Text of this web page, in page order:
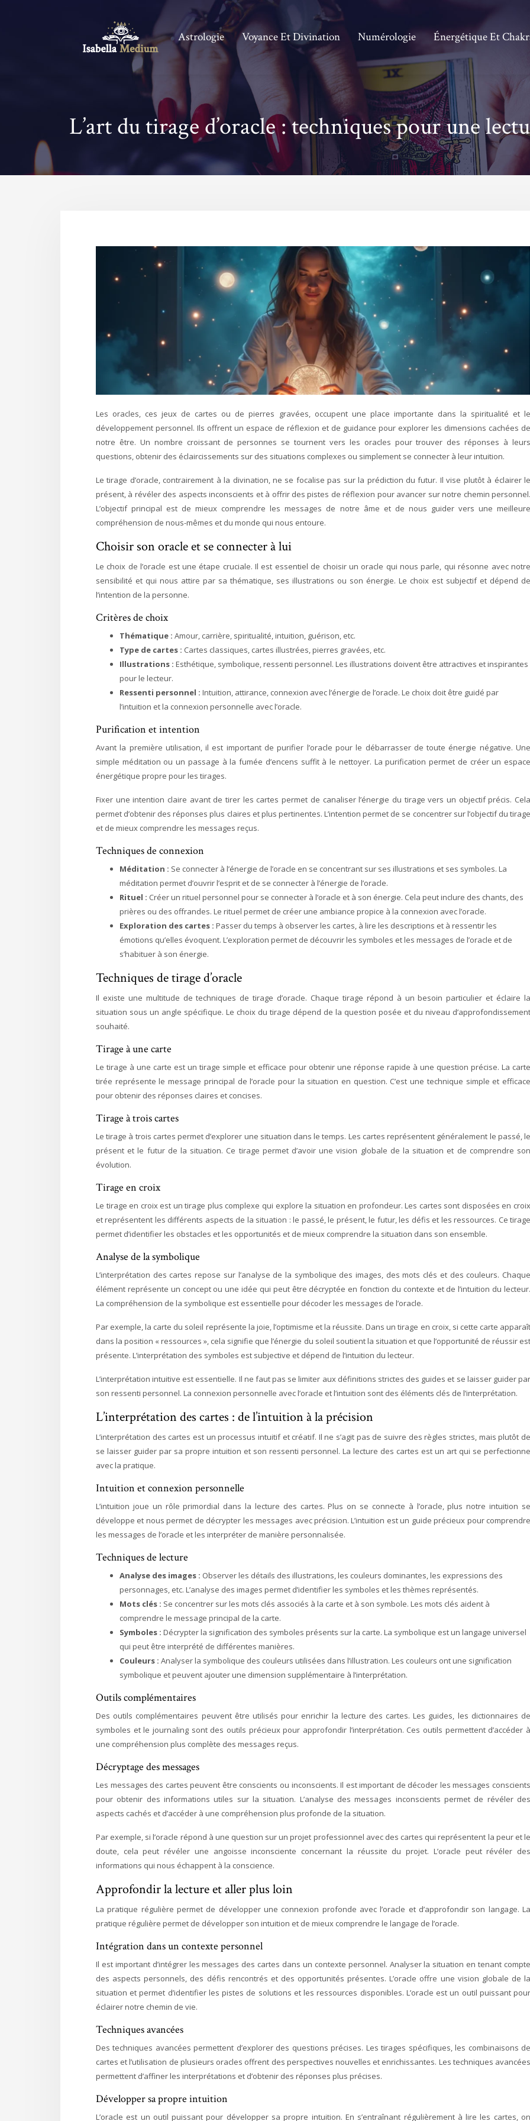
Astrologie Voyance Et Divination Numérologie Énergétique Et
L’art du tirage d’oracle : techniques pour une
Les oracles, ces jeux de cartes ou de pierres gravées, occupent une place importante dans la spiritualité et le
développement personnel. Ils offrent un espace de réflexion et de guidance pour explorer les dimensions cachées de
notre être. Un nombre croissant de personnes se tournent vers les oracles pour trouver des réponses à leurs
questions, obtenir des éclaircissements sur des situations complexes ou simplement se connecter à leur intuition.
Le tirage d’oracle, contrairement à la divination, ne se focalise pas sur la prédiction du futur. Il vise plutôt à éclairer le
présent, à révéler des aspects inconscients et à offrir des pistes de réflexion pour avancer sur notre chemin personnel.
L’objectif principal est de mieux comprendre les messages de notre âme et de nous guider vers une meilleure
compréhension de nous-mêmes et du monde qui nous entoure.
Choisir son oracle et se connecter à lui
Le choix de l’oracle est une étape cruciale. Il est essentiel de choisir un oracle qui nous parle, qui résonne avec notre
sensibilité et qui nous attire par sa thématique, ses illustrations ou son énergie. Le choix est subjectif et dépend de
l’intention de la personne.
Critères de choix
Thématique : Amour, carrière, spiritualité, intuition, guérison, etc.
Type de cartes : Cartes classiques, cartes illustrées, pierres gravées, etc.
Illustrations : Esthétique, symbolique, ressenti personnel. Les illustrations doivent être attractives et inspirantes
pour le lecteur.
Ressenti personnel : Intuition, attirance, connexion avec l’énergie de l’oracle. Le choix doit être guidé par
l’intuition et la connexion personnelle avec l’oracle.
Purification et intention
Avant la première utilisation, il est important de purifier l’oracle pour le débarrasser de toute énergie négative. Une
simple méditation ou un passage à la fumée d’encens suffit à le nettoyer. La purification permet de créer un espace
énergétique propre pour les tirages.
Fixer une intention claire avant de tirer les cartes permet de canaliser l’énergie du tirage vers un objectif précis. Cela
permet d’obtenir des réponses plus claires et plus pertinentes. L’intention permet de se concentrer sur l’objectif du tirage
et de mieux comprendre les messages reçus.
Techniques de connexion
Méditation : Se connecter à l’énergie de l’oracle en se concentrant sur ses illustrations et ses symboles. La
méditation permet d’ouvrir l’esprit et de se connecter à l’énergie de l’oracle.
Rituel : Créer un rituel personnel pour se connecter à l’oracle et à son énergie. Cela peut inclure des chants, des
prières ou des offrandes. Le rituel permet de créer une ambiance propice à la connexion avec l’oracle.
Exploration des cartes : Passer du temps à observer les cartes, à lire les descriptions et à ressentir les
émotions qu’elles évoquent. L’exploration permet de découvrir les symboles et les messages de l’oracle et de
s’habituer à son énergie.
Techniques de tirage d’oracle
Il existe une multitude de techniques de tirage d’oracle. Chaque tirage répond à un besoin particulier et éclaire la
situation sous un angle spécifique. Le choix du tirage dépend de la question posée et du niveau d’approfondissement
souhaité.
Tirage à une carte
Le tirage à une carte est un tirage simple et efficace pour obtenir une réponse rapide à une question précise. La carte
tirée représente le message principal de l’oracle pour la situation en question. C’est une technique simple et efficace
pour obtenir des réponses claires et concises.
Tirage à trois cartes
Le tirage à trois cartes permet d’explorer une situation dans le temps. Les cartes représentent généralement le passé, le
présent et le futur de la situation. Ce tirage permet d’avoir une vision globale de la situation et de comprendre son
évolution.
Tirage en croix
Le tirage en croix est un tirage plus complexe qui explore la situation en profondeur. Les cartes sont disposées en croix
et représentent les différents aspects de la situation : le passé, le présent, le futur, les défis et les ressources. Ce tirage
permet d’identifier les obstacles et les opportunités et de mieux comprendre la situation dans son ensemble.
Analyse de la symbolique
L’interprétation des cartes repose sur l’analyse de la symbolique des images, des mots clés et des couleurs. Chaque
élément représente un concept ou une idée qui peut être décryptée en fonction du contexte et de l’intuition du lecteur.
La compréhension de la symbolique est essentielle pour décoder les messages de l’oracle.
Par exemple, la carte du soleil représente la joie, l’optimisme et la réussite. Dans un tirage en croix, si cette carte apparaît
dans la position « ressources », cela signifie que l’énergie du soleil soutient la situation et que l’opportunité de réussir est
présente. L’interprétation des symboles est subjective et dépend de l’intuition du lecteur.
L’interprétation intuitive est essentielle. Il ne faut pas se limiter aux définitions strictes des guides et se laisser guider par
son ressenti personnel. La connexion personnelle avec l’oracle et l’intuition sont des éléments clés de l’interprétation.
L’interprétation des cartes : de l’intuition à la précision
L’interprétation des cartes est un processus intuitif et créatif. Il ne s’agit pas de suivre des règles strictes, mais plutôt de
se laisser guider par sa propre intuition et son ressenti personnel. La lecture des cartes est un art qui se perfectionne
avec la pratique.
Intuition et connexion personnelle
L’intuition joue un rôle primordial dans la lecture des cartes. Plus on se connecte à l’oracle, plus notre intuition se
développe et nous permet de décrypter les messages avec précision. L’intuition est un guide précieux pour comprendre
les messages de l’oracle et les interpréter de manière personnalisée.
Techniques de lecture
Analyse des images : Observer les détails des illustrations, les couleurs dominantes, les expressions des
personnages, etc. L’analyse des images permet d’identifier les symboles et les thèmes représentés.
Mots clés : Se concentrer sur les mots clés associés à la carte et à son symbole. Les mots clés aident à
comprendre le message principal de la carte.
Symboles : Décrypter la signification des symboles présents sur la carte. La symbolique est un langage universel
qui peut être interprété de différentes manières.
Couleurs : Analyser la symbolique des couleurs utilisées dans l’illustration. Les couleurs ont une signification
symbolique et peuvent ajouter une dimension supplémentaire à l’interprétation.
Outils complémentaires
Des outils complémentaires peuvent être utilisés pour enrichir la lecture des cartes. Les guides, les dictionnaires de
symboles et le journaling sont des outils précieux pour approfondir l’interprétation. Ces outils permettent d’accéder à
une compréhension plus complète des messages reçus.
Décryptage des messages
Les messages des cartes peuvent être conscients ou inconscients. Il est important de décoder les messages conscients
pour obtenir des informations utiles sur la situation. L’analyse des messages inconscients permet de révéler des
aspects cachés et d’accéder à une compréhension plus profonde de la situation.
Par exemple, si l’oracle répond à une question sur un projet professionnel avec des cartes qui représentent la peur et le
doute, cela peut révéler une angoisse inconsciente concernant la réussite du projet. L’oracle peut révéler des
informations qui nous échappent à la conscience.
Approfondir la lecture et aller plus loin
La pratique régulière permet de développer une connexion profonde avec l’oracle et d’approfondir son langage. La
pratique régulière permet de développer son intuition et de mieux comprendre le langage de l’oracle.
Intégration dans un contexte personnel
Il est important d’intégrer les messages des cartes dans un contexte personnel. Analyser la situation en tenant compte
des aspects personnels, des défis rencontrés et des opportunités présentes. L’oracle offre une vision globale de la
situation et permet d’identifier les pistes de solutions et les ressources disponibles. L’oracle est un outil puissant pour
éclairer notre chemin de vie.
Techniques avancées
Des techniques avancées permettent d’explorer des questions précises. Les tirages spécifiques, les combinaisons de
cartes et l’utilisation de plusieurs oracles offrent des perspectives nouvelles et enrichissantes. Les techniques avancées
permettent d’affiner les interprétations et d’obtenir des réponses plus précises.
Développer sa propre intuition
L’oracle est un outil puissant pour développer sa propre intuition. En s’entraînant régulièrement à lire les cartes, on